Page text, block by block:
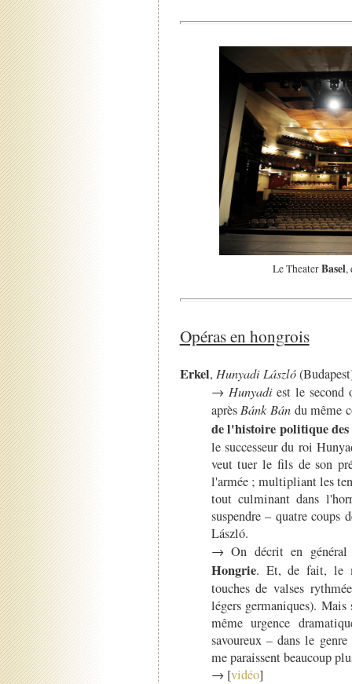
Le TheaterBasel,
Opéras en hongrois
Erkel, Hunyadi László
→ Hunyadiest le second
aprèsBánk Bándu même
de l'histoire politique
le successeur du roi
veut tuer le fils de son
l'armée ; multipliant les
tout culminant dans
suspendre – quatre coups
László.
→ On décrit en général
Hongrie. Et, de fait, le
touches de valses
légers germaniques).
même urgence
savoureux – dans le
me paraissent beaucoup
→ [vidéo]